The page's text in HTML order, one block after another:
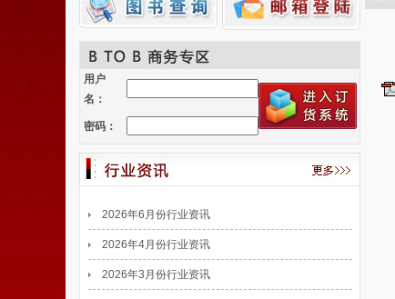
用户
名：
密码：
2026年6月份行业资讯
2026年4月份行业资讯
2026年3月份行业资讯